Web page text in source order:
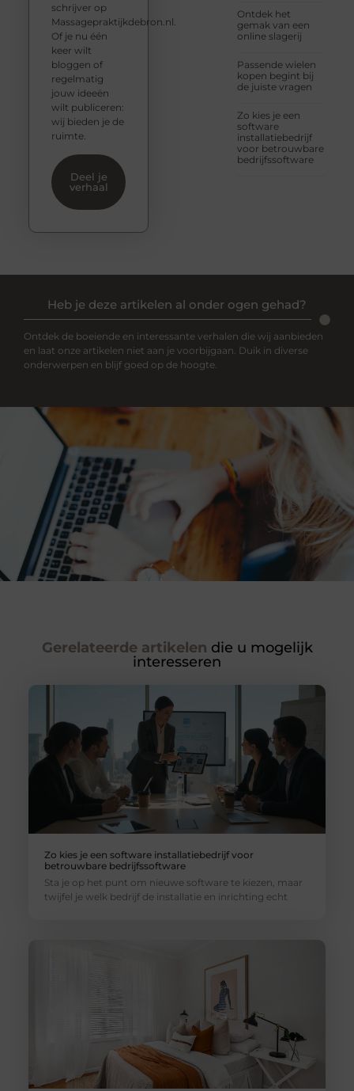
Ontdek het
gemak van een
online slagerij
Passende wielen
kopen begint bij
de juiste vragen
Zo kies je een
software
installatiebedrijf
voor betrouwbare
bedrijfssoftware
schrijver op
Massagepraktijkdebron.nl.
Of je nu één
keer wilt
bloggen of
regelmatig
jouw ideeën
wilt publiceren:
wij bieden je de
ruimte.
Deel je
verhaal
Heb je deze artikelen al onder ogen gehad?
Ontdek de boeiende en interessante verhalen die wij aanbieden
en laat onze artikelen niet aan je voorbijgaan. Duik in diverse
onderwerpen en blijf goed op de hoogte.
Gerelateerde artikelen die u mogelijk
interesseren
Zo kies je een software installatiebedrijf voor
betrouwbare bedrijfssoftware
Sta je op het punt om nieuwe software te kiezen, maar
twijfel je welk bedrijf de installatie en inrichting echt